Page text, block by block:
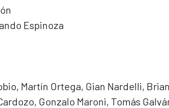
Espinoza
Martín Ortega, Gian Nardelli,
Gonzalo Maroni, Tomás